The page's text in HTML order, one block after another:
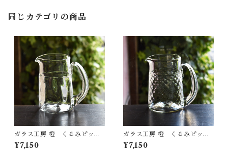
同じカテゴリの商品
ガラス工房 橙 くるみピッチ
ャー（ストレート・面取り）
¥7,150
ガラス工房 橙 くるみピッチ
ャー（ストレート・ダイヤ）
¥7,150